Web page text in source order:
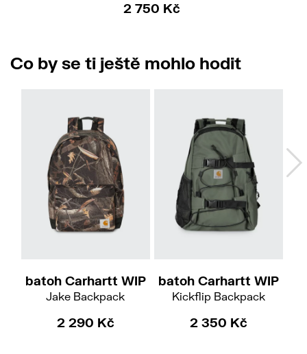
2 750 Kč
Co by se ti ještě mohlo hodit
batoh Carhartt WIP
Jake Backpack
2 290 Kč
batoh Carhartt WIP
Kickflip Backpack
2 350 Kč